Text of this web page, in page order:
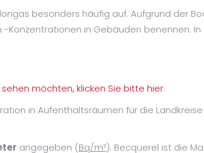
besonders häufig auf. Aufgrund der
in Gebäuden benennen.
möchten, klicken Sie bitte hier.
in Aufenthaltsräumen für die
angegeben (Bq/m³). Becquerel ist die